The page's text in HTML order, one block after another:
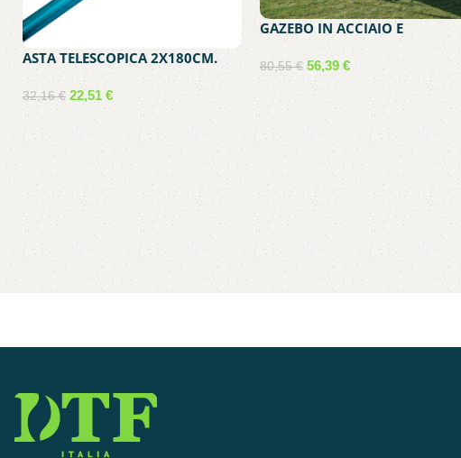
ASTA TELESCOPICA 2X180CM.
32,16€ 22,51 €
GAZEBO IN ACCIAIO E
POLIESTERE 300X300 CM VERDE
80,55€ 56,39 €